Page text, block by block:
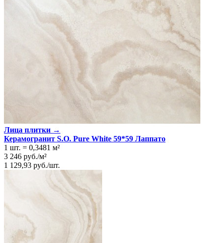
Лица плитки →
Керамогранит S.O. Pure White 59*59 Лаппато
1 шт. = 0,3481 м²
3 246 руб./м²
1 129,93 руб./шт.